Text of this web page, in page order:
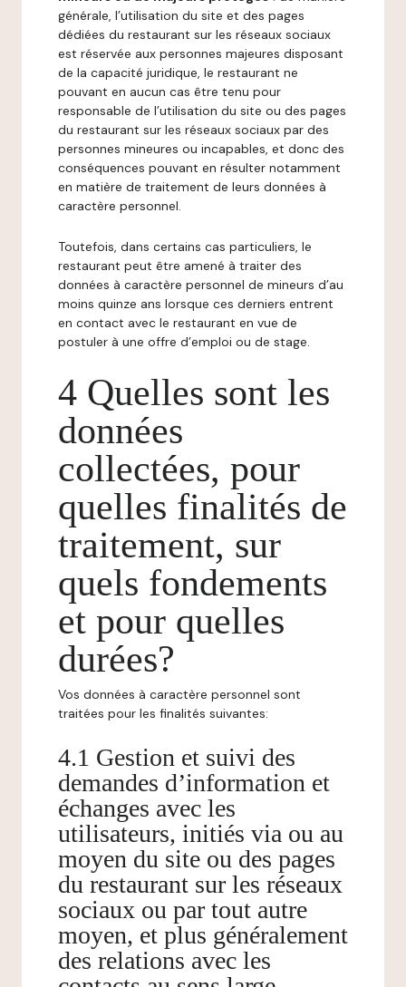
générale, l’utilisation du site et des pages
dédiées du restaurant sur les réseaux sociaux
est réservée aux personnes majeures disposant
de la capacité juridique, le restaurant ne
pouvant en aucun cas être tenu pour
responsable de l’utilisation du site ou des pages
du restaurant sur les réseaux sociaux par des
personnes mineures ou incapables, et donc des
conséquences pouvant en résulter notamment
en matière de traitement de leurs données à
caractère personnel.
Toutefois, dans certains cas particuliers, le
restaurant peut être amené à traiter des
données à caractère personnel de mineurs d’au
moins quinze ans lorsque ces derniers entrent
en contact avec le restaurant en vue de
postuler à une offre d’emploi ou de stage.
4 Quelles sont les
données
collectées, pour
quelles finalités de
traitement, sur
quels fondements
et pour quelles
durées?
Vos données à caractère personnel sont
traitées pour les finalités suivantes:
4.1 Gestion et suivi des
demandes d’information et
échanges avec les
utilisateurs, initiés via ou au
moyen du site ou des pages
du restaurant sur les réseaux
sociaux ou par tout autre
moyen, et plus généralement
des relations avec les